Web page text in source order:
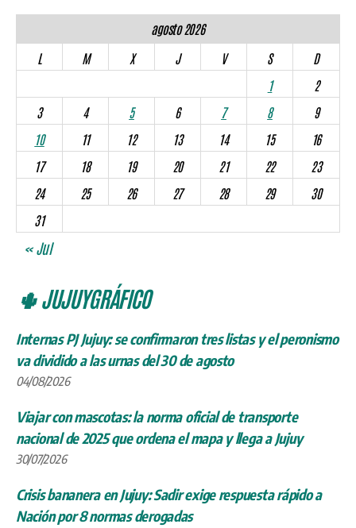
agosto 2026
L
M X J V S
D
1
2
3
4 5 6 7 8
9
10
11 12 13 14 15
16
17
18 19 20 21 22
23
24
25 26 27 28 29
30
31
« Jul
🌵 JUJUYGRÁFICO
Internas PJ Jujuy: se confirmaron tres listas y el peronismo
va dividido a las urnas del 30 de agosto
04/08/2026
Viajar con mascotas: la norma oficial de transporte
nacional de 2025 que ordena el mapa y llega a Jujuy
30/07/2026
Crisis bananera en Jujuy: Sadir exige respuesta rápido a
Nación por 8 normas derogadas